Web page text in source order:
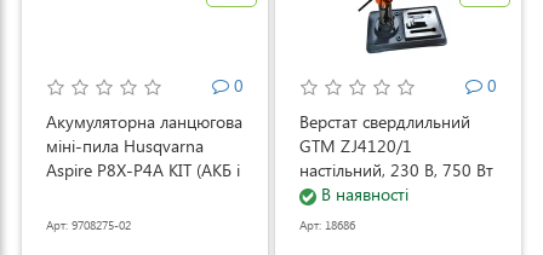
0
Акумуляторна ланцюгова
міні-пила Husqvarna
Aspire P8X-P4A KIT (АКБ і
Арт: 9708275-02
0
Верстат свердлильний
GTM ZJ4120/1
настільний, 230 В, 750 Вт
(ZJ4120/1)
В наявності
Арт: 18686